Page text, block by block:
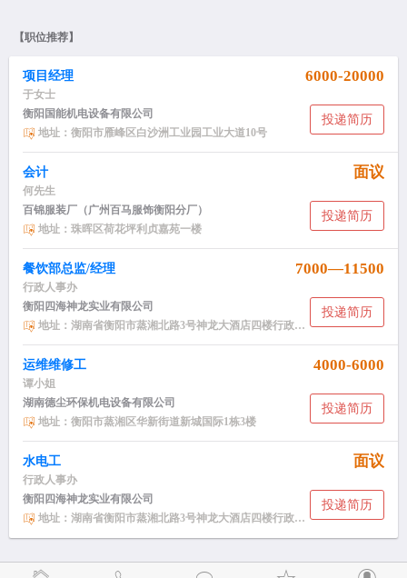
【职位推荐】
项目经理 6000-20000
于女士
投递简历
衡阳国能机电设备有限公司
地址：衡阳市雁峰区白沙洲工业园工业大道10号
会计 面议
何先生
投递简历
百锦服装厂（广州百马服饰衡阳分厂）
地址：珠晖区荷花坪利贞嘉苑一楼
餐饮部总监/经理 7000—11500
行政人事办
投递简历
衡阳四海神龙实业有限公司
地址：湖南省衡阳市蒸湘北路3号神龙大酒店四楼行政人事办
运维维修工 4000-6000
谭小姐
投递简历
湖南德尘环保机电设备有限公司
地址：衡阳市蒸湘区华新街道新城国际1栋3楼
水电工 面议
行政人事办
投递简历
衡阳四海神龙实业有限公司
地址：湖南省衡阳市蒸湘北路3号神龙大酒店四楼行政人事办